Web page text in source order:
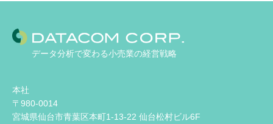
データ分析で変わる小売業の経営戦略
本社
〒980-0014
宮城県仙台市青葉区本町1-13-22 仙台松村ビル6F